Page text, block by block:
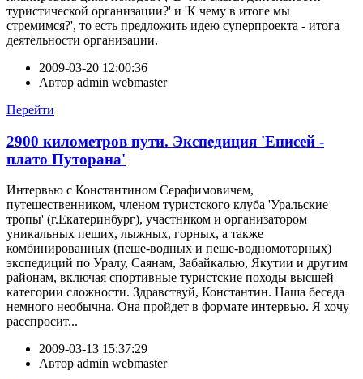
туристической организации?' и 'К чему в итоге мы
стремимся?', то есть предложить идею суперпроекта - итога
деятельности организации.
2009-03-20 12:00:36
Автор admin webmaster
Перейти
2900 километров пути. Экспедиция 'Енисей -
плато Путорана'
Интервью с Константином Серафимовичем,
путешественником, членом туристского клуба 'Уральские
тропы' (г.Екатеринбург), участником и организатором
уникальных пеших, лыжных, горных, а также
комбинированных (пеше-водных и пеше-водномоторных)
экспедиций по Уралу, Саянам, Забайкалью, Якутии и другим
районам, включая спортивные туристские походы высшей
категории сложности. Здравствуй, Константин. Наша беседа
немного необычна. Она пройдет в формате интервью. Я хочу
расспросит...
2009-03-13 15:37:29
Автор admin webmaster